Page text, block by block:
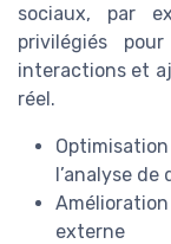
sociaux, par
privilégiés
interactions et
réel.
l’analyse de
externe